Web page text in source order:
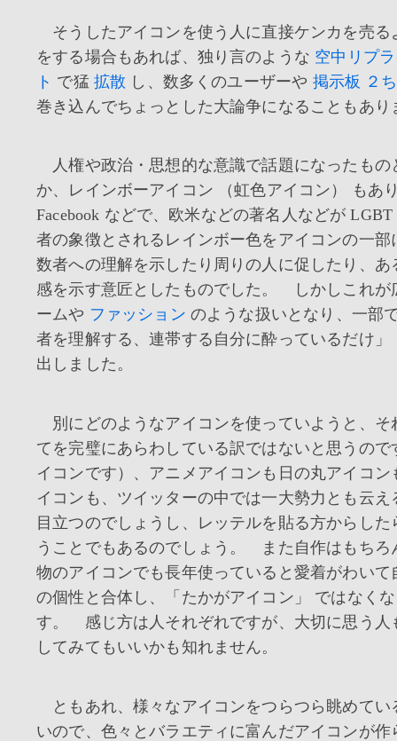
そうしたアイコンを使う人に直接ケンカを売
をする場合もあれば、独り言のような 空中リプ
ト で猛 拡散 し、数多くのユーザーや 掲示板 ２
巻き込んでちょっとした大論争になることもあり
人権や政治・思想的な意識で話題になったもの
か、レインボーアイコン （虹色アイコン） も
Facebook などで、欧米などの著名人などが
者の象徴とされるレインボー色をアイコンの一部
数者への理解を示したり周りの人に促したり、あ
感を示す意匠としたものでした。 しかしこれが
ームや ファッション のような扱いとなり、一部
者を理解する、連帯する自分に酔っているだけ」
出しました。
別にどのようなアイコンを使っていようと、
てを完璧にあらわしている訳ではないと思うので
イコンです）、アニメアイコンも日の丸アイコン
イコンも、ツイッターの中では一大勢力とも云え
目立つのでしょうし、レッテルを貼る方からした
うことでもあるのでしょう。 また自作はもちろ
物のアイコンでも長年使っていると愛着がわいて
の個性と合体し、「たかがアイコン」 ではなく
す。 感じ方は人それぞれですが、大切に思う人
してみてもいいかも知れません。
ともあれ、様々なアイコンをつらつら眺めてい
いので、色々とバラエティに富んだアイコンが作